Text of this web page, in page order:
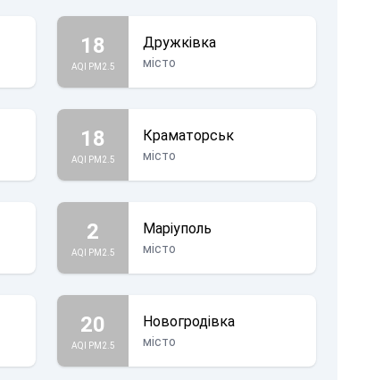
18
AQI PM2.5
Дружківка
місто
18
AQI PM2.5
Краматорськ
місто
2
AQI PM2.5
Маріуполь
місто
20
AQI PM2.5
Новогродівка
місто